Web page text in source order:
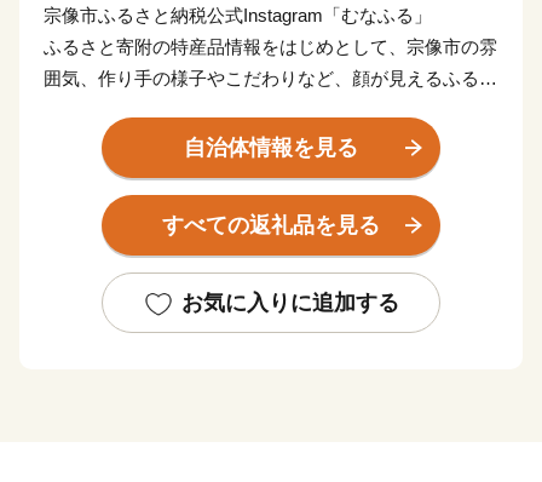
宗像市ふるさと納税公式Instagram「むなふる」
ふるさと寄附の特産品情報をはじめとして、宗像市の雰
囲気、作り手の様子やこだわりなど、顔が見えるふるさ
インスタ限定のイベントも開催中！
詳しくは、インスタ内で「munafuru」と検索！
自治体情報を見る
すべての返礼品を見る
お気に入りに追加する